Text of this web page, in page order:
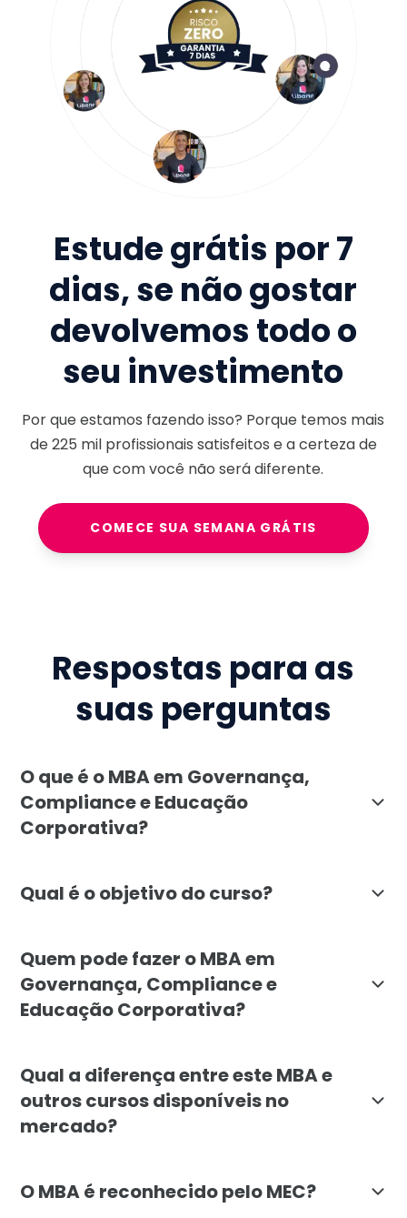
Estude grátis por 7
dias, se não gostar
devolvemos todo o
seu investimento
Por que estamos fazendo isso? Porque temos mais
de225 milprofissionais satisfeitos e a certeza de
que com você não será diferente.
COMECE SUA SEMANA GRÁTIS
Respostas para as
suas perguntas
O que é o MBA em Governança,
Compliance e Educação
Corporativa?
Qual é o objetivo do curso?
Quem pode fazer o MBA em
Governança, Compliance e
Educação Corporativa?
Qual a diferença entre este MBA e
outros cursos disponíveis no
mercado?
O MBA é reconhecido pelo MEC?